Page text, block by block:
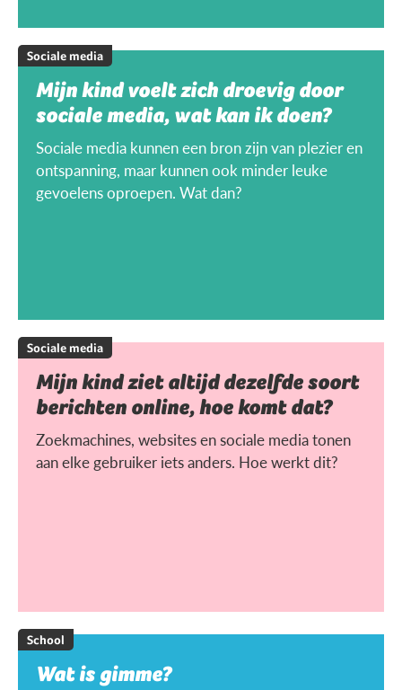
Sociale media
Mijn kind voelt zich droevig door
sociale media, wat kan ik doen?
Sociale media kunnen een bron zijn van plezier en
ontspanning, maar kunnen ook minder leuke
gevoelens oproepen. Wat dan?
Sociale media
Mijn kind ziet altijd dezelfde soort
berichten online, hoe komt dat?
Zoekmachines, websites en sociale media tonen
aan elke gebruiker iets anders. Hoe werkt dit?
School
Wat is gimme?